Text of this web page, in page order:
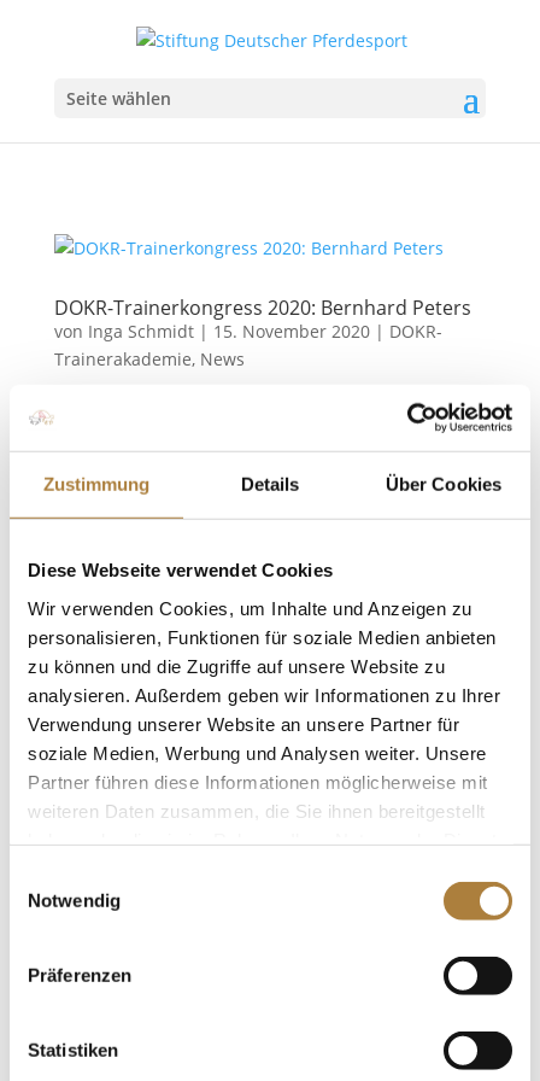
Zustimmung Details Über Cookies
Diese Webseite verwendet Cookies
Wir verwenden Cookies, um Inhalte und Anzeigen zu
personalisieren, Funktionen für soziale Medien anbieten
zu können und die Zugriffe auf unsere Website zu
analysieren. Außerdem geben wir Informationen zu Ihrer
Verwendung unserer Website an unsere Partner für
soziale Medien, Werbung und Analysen weiter. Unsere
Partner führen diese Informationen möglicherweise mit
weiteren Daten zusammen, die Sie ihnen bereitgestellt
Notwendig
Präferenzen
Statistiken
Seite wählen
DOKR-Trainerkongress 2020: Bernhard Peters
von Inga Schmidt| 15. November 2020| DOKR-
Trainerakademie, News
Selbstkompetenz, Fachkompetenz und
Sozialkompetenz Warendorf. Er war Weltklasse-
Hockeytrainer und später im Fußball tätig: Bernhard
Peters. Als Führungsexperte im Sport und in der
Wirtschaft hat er mit einer generellen Einführung in
DOKR-Trainerakademie: Mit Vollgas in das neue
Jahr
von Inga Schmidt|28. Januar 2020|DOKR-
Trainerakademie, News
Auftakt mit Rhetorik-Coach Dr. Michael Welke
gehen auch die Maßnahmen im Rahmen der DOKR-
Coach Dr. Michael Welke gefallen. Für den...